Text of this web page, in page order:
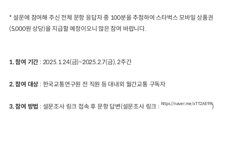
* 설문에 참여해 주신 전체 문항 응답자 중 100분을 추첨하여 스타벅스 모바일 상품권
(5,000원 상당)을 지급할 예정이오니 많은 참여 바랍니다.
1. 참여 기간 : 2025.1.24(금)~2025.2.7(금), 2주간
2. 참여 대상 : 한국교통연구원 전 직원 등 대내외 월간교통 구독자
3. 참여 방법 : 설문조사 링크 접속 후 문항 답변(설문조사 링크 : https://naver.me/xTT2AE9R)